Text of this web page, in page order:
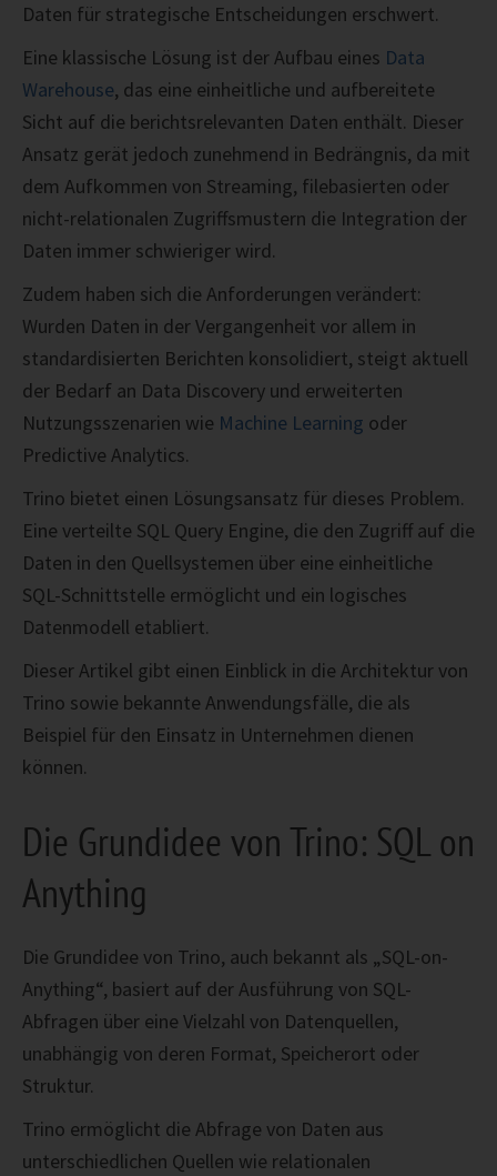
Daten für strategische Entscheidungen erschwert.
Eine klassische Lösung ist der Aufbau eines Data
Warehouse, das eine einheitliche und aufbereitete
Sicht auf die berichtsrelevanten Daten enthält. Dieser
Ansatz gerät jedoch zunehmend in Bedrängnis, da mit
dem Aufkommen von Streaming, filebasierten oder
nicht-relationalen Zugriffsmustern die Integration der
Daten immer schwieriger wird.
Zudem haben sich die Anforderungen verändert:
Wurden Daten in der Vergangenheit vor allem in
standardisierten Berichten konsolidiert, steigt aktuell
der Bedarf an Data Discovery und erweiterten
Nutzungsszenarien wie Machine Learning oder
Predictive Analytics.
Trino bietet einen Lösungsansatz für dieses Problem.
Eine verteilte SQL Query Engine, die den Zugriff auf die
Daten in den Quellsystemen über eine einheitliche
SQL-Schnittstelle ermöglicht und ein logisches
Datenmodell etabliert.
Dieser Artikel gibt einen Einblick in die Architektur von
Trino sowie bekannte Anwendungsfälle, die als
Beispiel für den Einsatz in Unternehmen dienen
können.
Die Grundidee von Trino: SQL on
Anything
Die Grundidee von Trino, auch bekannt als „SQL-on-
Anything“, basiert auf der Ausführung von SQL-
Abfragen über eine Vielzahl von Datenquellen,
unabhängig von deren Format, Speicherort oder
Struktur.
Trino ermöglicht die Abfrage von Daten aus
unterschiedlichen Quellen wie relationalen